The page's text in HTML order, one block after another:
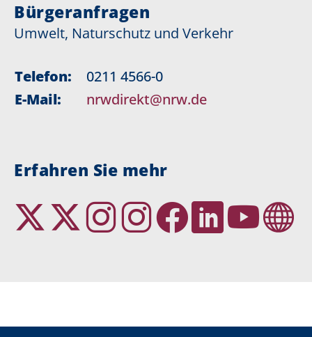
Bürgeranfragen
Umwelt, Naturschutz und Verkehr
Telefon:
0211 4566-0
E-Mail:
nrwdirekt@nrw.de
Erfahren Sie mehr